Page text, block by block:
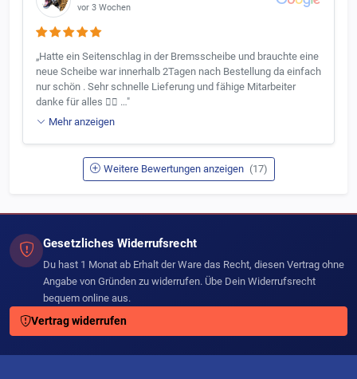
vor 3 Wochen
„Hatte ein Seitenschlag in der Bremsscheibe und brauchte eine
neue Scheibe war innerhalb 2Tagen nach Bestellung da einfach
nur schön . Sehr schnelle Lieferung und fähige Mitarbeiter
danke für alles 👍🏼 …"
Mehr anzeigen
Weitere Bewertungen anzeigen (17)
Gesetzliches Widerrufsrecht
Du hast 1 Monat ab Erhalt der Ware das Recht, diesen Vertrag ohne
Angabe von Gründen zu widerrufen. Übe Dein Widerrufsrecht
bequem online aus.
Vertrag widerrufen